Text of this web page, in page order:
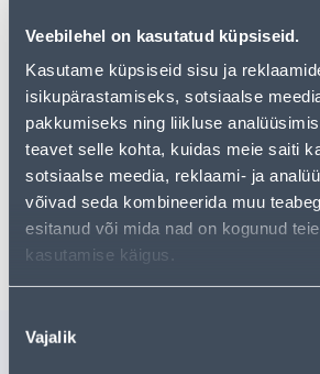
Veebilehel on kasutatud küpsiseid.
Kasutame küpsiseid sisu ja
isikupärastamiseks, sotsiaalse
pakkumiseks ning liikluse
teavet selle kohta, kuidas meie saiti
sotsiaalse meedia, reklaami- ja
võivad seda kombineerida muu
esitanud või mida nad on kogunud
kasutamise käigus.
valik
Vajalik
• Ruspert kattega, pikkus on 120
mm.
• Kasutamiseks välistingimustes.
• 14-päevane tagastusõigus.
Tarne pole võimalik
Sarnased tooted